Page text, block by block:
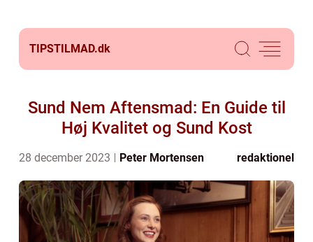
TIPSTILMAD.dk
Sund Nem Aftensmad: En Guide til
Høj Kvalitet og Sund Kost
28 december 2023 Peter Mortensen redaktionel